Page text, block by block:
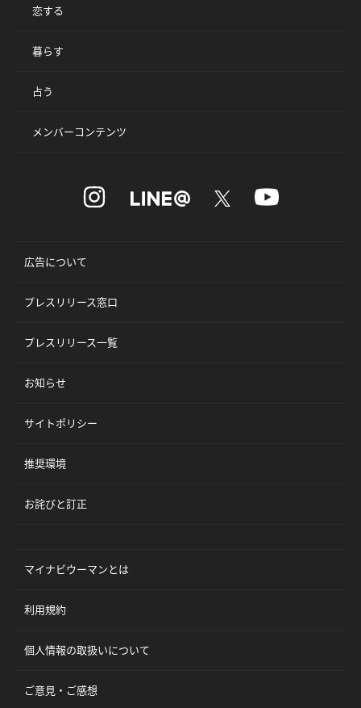
恋する
暮らす
占う
メンバーコンテンツ
広告について
プレスリリース窓口
プレスリリース一覧
お知らせ
サイトポリシー
推奨環境
お詫びと訂正
マイナビウーマンとは
利用規約
個人情報の取扱いについて
ご意見・ご感想